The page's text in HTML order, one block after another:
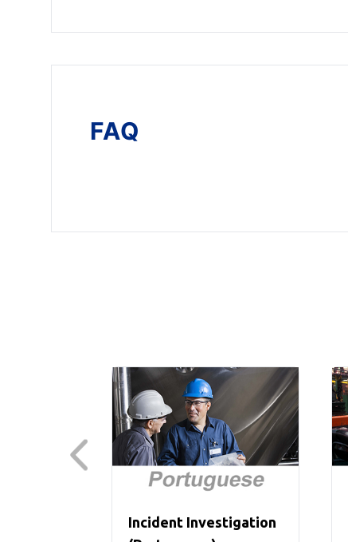
FAQ
Incident Investigation